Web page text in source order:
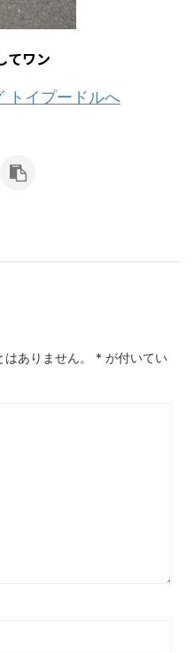
てワン
ありません。 * が付いてい